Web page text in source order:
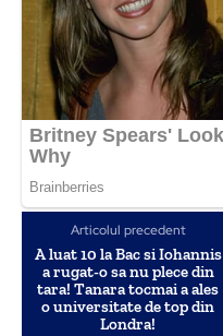
Articolul precedent
A luat 10 la Bac si Iohannis
a rugat-o sa nu plece din
tara! Tanara tocmai a ales
o universitate de top din
Londra!